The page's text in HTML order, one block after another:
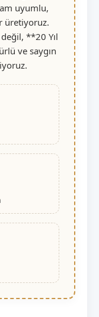
uyumlu,
üretiyoruz.
**20 Yıl
ve saygın